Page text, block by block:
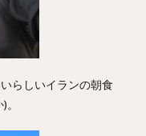
らしいイランの朝食